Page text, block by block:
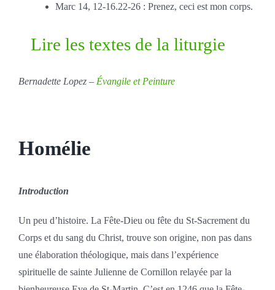
Marc 14, 12-16.22-26 : Prenez, ceci est mon corps.
Lire les textes de la liturgie
Bernadette Lopez – Évangile et Peinture
Homélie
Introduction
Un peu d’histoire. La Fête-Dieu ou fête du St-Sacrement du
Corps et du sang du Christ, trouve son origine, non pas dans
une élaboration théologique, mais dans l’expérience
spirituelle de sainte Julienne de Cornillon relayée par la